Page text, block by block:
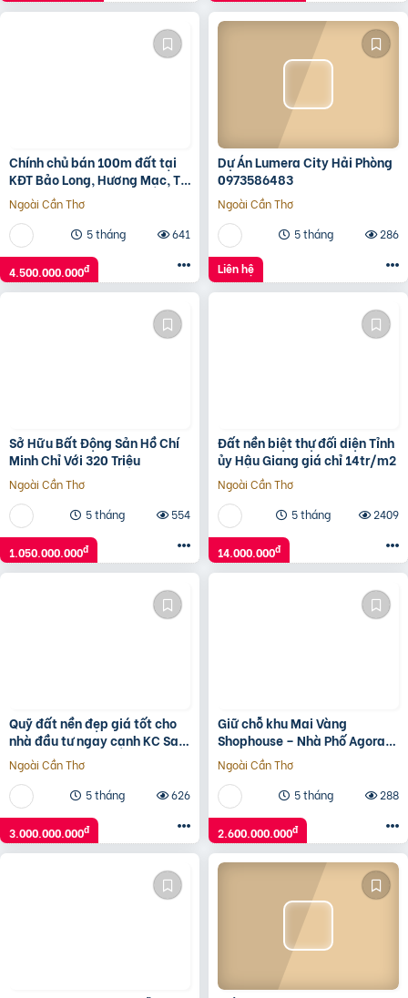
Chính chủ bán 100m đất tại
KĐT Bảo Long, Hương Mạc, Từ
Sơn, Bắc Ninh giá đầu tư
Ngoài Cần Thơ
5 tháng
641
4.500.000.000đ
Dự Án Lumera City Hải Phòng
0973586483
Ngoài Cần Thơ
5 tháng
286
Liên hệ
Sở Hữu Bất Động Sản Hồ Chí
Minh Chỉ Với 320 Triệu
Ngoài Cần Thơ
5 tháng
554
1.050.000.000đ
Đất nền biệt thự đối diện Tỉnh
ủy Hậu Giang giá chỉ 14tr/m2
Ngoài Cần Thơ
5 tháng
2409
14.000.000đ
Quỹ đất nền đẹp giá tốt cho
nhà đầu tư ngay cạnh KC Sam
Sung. Tiềm năng sinh lời vượt
trội.
Ngoài Cần Thơ
5 tháng
626
3.000.000.000đ
Giữ chỗ khu Mai Vàng
Shophouse – Nhà Phố Agora
City 6×18, ngay TT Hành
Chính hiện hữu: 0938230002
Ngoài Cần Thơ
5 tháng
288
2.600.000.000đ